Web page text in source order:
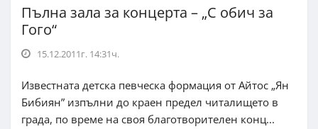
Пълна зала за концерта – „С обич за
Гого“
15.12.2011г. 14:31ч.
Известната детска певческа формация от Айтос „Ян
Бибиян” изпълни до краен предел читалището в
града, по време на своя благотворителен конц...